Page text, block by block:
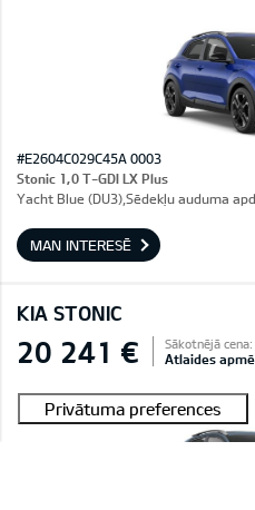
#E2604C029C45A 0003
Stonic 1,0 T-GDI LX Plus
Yacht Blue (DU3),Sēdekļu auduma
MAN INTERESĒ
KIA STONIC
20 241 € Sākotnējā
Atlaides